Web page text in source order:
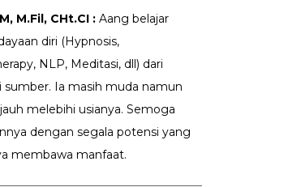
M.Fil, CHt.CI : Aang belajar
diri (Hypnosis,
NLP, Meditasi, dll) dari
sumber. Ia masih muda namun
melebihi usianya. Semoga
dengan segala potensi yang
membawa manfaat.